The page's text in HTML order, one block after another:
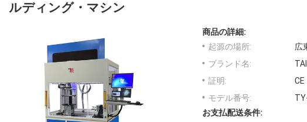
ルディング・マシン
商品の詳細:
起源の場所:
広
ブランド名:
証明:
CE
モデル番号:
お支払配送条件: